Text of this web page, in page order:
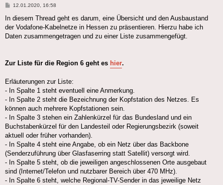
Beitrag
12.01.2020, 16:58
In diesem Thread geht es darum, eine Übersicht und den Ausbaustand
der Vodafone-Kabelnetze in Hessen zu präsentieren. Hierzu habe ich
Daten zusammengetragen und zu einer Liste zusammengefügt.
Zur Liste für die Region 6 geht es hier.
Erläuterungen zur Liste:
- In Spalte 1 steht eventuell eine Anmerkung.
- In Spalte 2 steht die Bezeichnung der Kopfstation des Netzes. Es
können auch mehrere Kopfstationen sein.
- In Spalte 3 stehen ein Zahlenkürzel für das Bundesland und ein
Buchstabenkürzel für den Landesteil oder Regierungsbezirk (soweit
aktuell oder früher vorhanden).
- In Spalte 4 steht eine Angabe, ob ein Netz über das Backbone
(Senderzuführung über Glasfaserring statt Satellit) versorgt wird.
- In Spalte 5 steht, ob die jeweiligen angeschlossenen Orte ausgebaut
sind (Internet/Telefon und nutzbarer Bereich über 470 MHz).
- In Spalte 6 steht, welche Regional-TV-Sender in das jeweilige Netz